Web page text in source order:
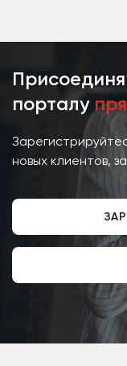
порталу
новых клиентов,